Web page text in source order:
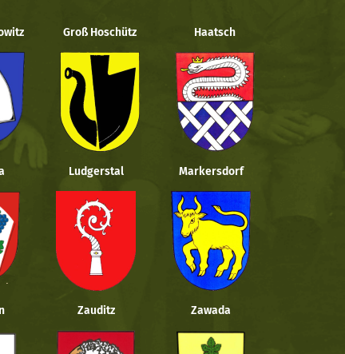
Groß Hoschütz Haatsch
Ludgerstal Markersdorf
Zauditz Zawada